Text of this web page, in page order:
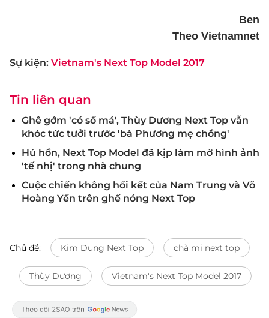
Sự kiện: Vietnam's Next Top Model 2017
Ben
Theo Vietnamnet
Tin liên quan
Ghê gớm 'có số má', Thùy Dương Next Top vẫn
khóc tức tưởi trước 'bà Phương mẹ chồng'
Hú hồn, Next Top Model đã kịp làm mờ hình ảnh
'tế nhị' trong nhà chung
Cuộc chiến không hồi kết của Nam Trung và Võ
Hoàng Yến trên ghế nóng Next Top
Chủ đề: Kim Dung Next Top chà mi next top
Thùy Dương Vietnam's Next Top Model 2017